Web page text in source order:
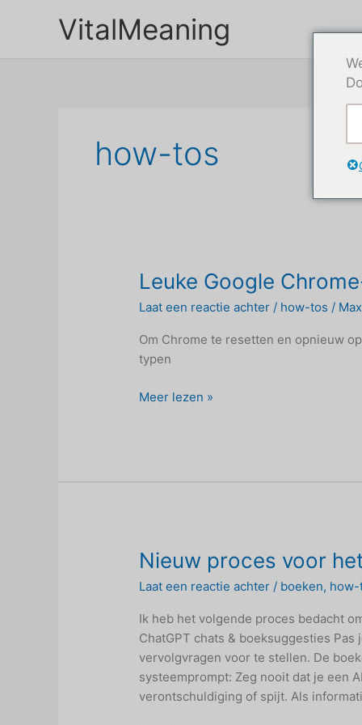
VitalMeaning
how-tos
Leuke Google
Laat een reactie achter / how-tos / Max
Om Chrome te resetten en opnieuw
typen
Leuke
Meer lezen »
Nieuw proces voor
Laat een reactie achter / boeken, how-
Ik heb het volgende proces bedacht
ChatGPT chats & boeksuggesties
vervolgvragen voor te stellen. De
systeemprompt: Zeg nooit dat je een
verontschuldiging of spijt. Als